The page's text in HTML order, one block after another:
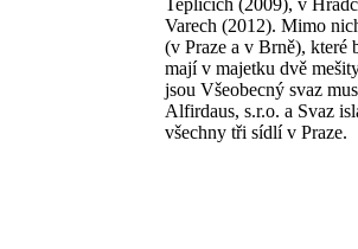
Teplicích (2009), v
Varech (2012). Mimo
(v Praze a v Brně), které
mají v majetku dvě
jsou Všeobecný svaz
Alfirdaus, s.r.o. a Svaz
všechny tři sídlí v Praze.